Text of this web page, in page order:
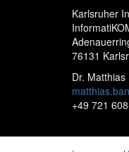
Karlsruher
76131
Dr.
+49 721